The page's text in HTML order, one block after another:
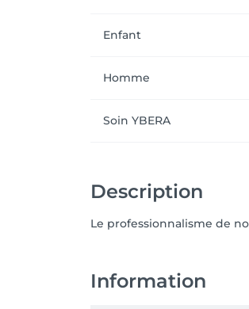
Enfant
Homme
Soin YBERA
Description
Le professionnalisme de
Information